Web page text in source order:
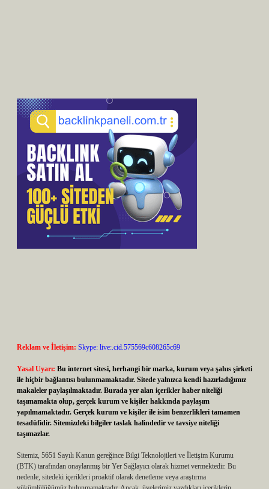
Reklam ve İletişim: Skype: live:.cid.575569c608265c69
Yasal Uyarı: Bu internet sitesi, herhangi bir marka, kurum veya şahıs şirketi
ile hiçbir bağlantısı bulunmamaktadır. Sitede yalnızca kendi hazırladığımız
makaleler paylaşılmaktadır. Burada yer alan içerikler haber niteliği
taşımamakta olup, gerçek kurum ve kişiler hakkında paylaşım
yapılmamaktadır. Gerçek kurum ve kişiler ile isim benzerlikleri tamamen
tesadüfidir. Sitemizdeki bilgiler taslak halindedir ve tavsiye niteliği
taşımazlar.
Sitemiz, 5651 Sayılı Kanun gereğince Bilgi Teknolojileri ve İletişim Kurumu
(BTK) tarafından onaylanmış bir Yer Sağlayıcı olarak hizmet vermektedir. Bu
nedenle, sitedeki içerikleri proaktif olarak denetleme veya araştırma